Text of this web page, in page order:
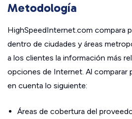
Metodología
HighSpeedInternet.com compara
dentro de ciudades y áreas
a los clientes la información más
opciones de Internet. Al comparar
en cuenta lo siguiente:
Áreas de cobertura del